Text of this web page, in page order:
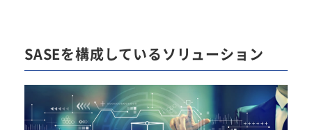
SASEを構成しているソリューション